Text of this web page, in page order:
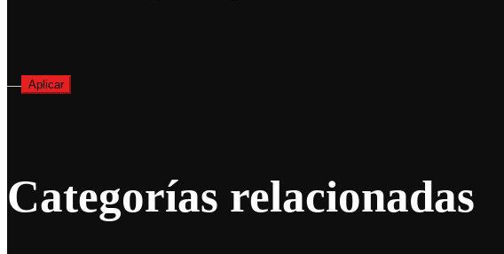
— Aplicar
Categorías relacionadas